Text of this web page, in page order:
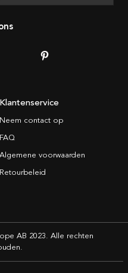
Klantenservice
Neem contact op
FAQ
Algemene voorwaarden
Retourbeleid
AB 2023. Alle rechten